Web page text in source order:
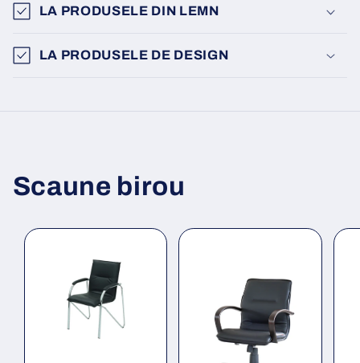
LA PRODUSELE DIN LEMN
LA PRODUSELE DE DESIGN
Scaune birou